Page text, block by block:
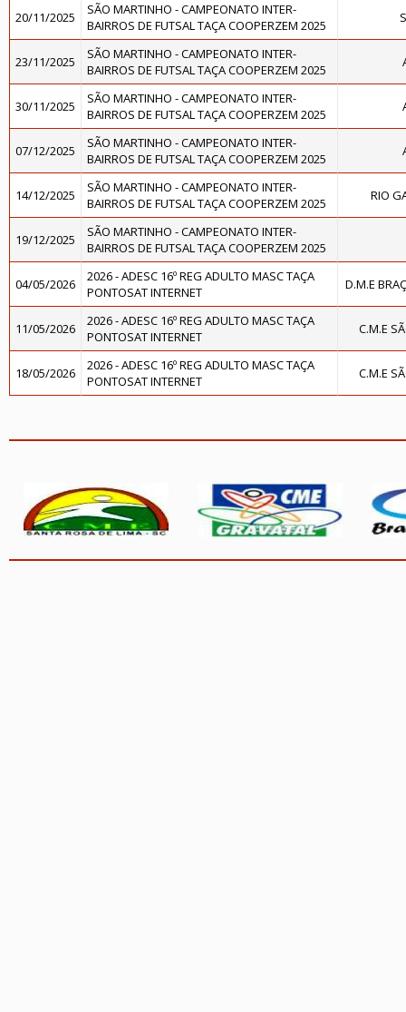
20/11/2025
SÃO MARTINHO - CAMPEONATO INTER-
BAIRROS DE FUTSAL TAÇA COOPERZEM 2025
23/11/2025
SÃO MARTINHO - CAMPEONATO INTER-
BAIRROS DE FUTSAL TAÇA COOPERZEM 2025
30/11/2025
SÃO MARTINHO - CAMPEONATO INTER-
BAIRROS DE FUTSAL TAÇA COOPERZEM 2025
07/12/2025
SÃO MARTINHO - CAMPEONATO INTER-
BAIRROS DE FUTSAL TAÇA COOPERZEM 2025
14/12/2025
SÃO MARTINHO - CAMPEONATO INTER-
BAIRROS DE FUTSAL TAÇA COOPERZEM 2025
RIO
19/12/2025
SÃO MARTINHO - CAMPEONATO INTER-
BAIRROS DE FUTSAL TAÇA COOPERZEM 2025
04/05/2026
2026 - ADESC 16º REG ADULTO MASC TAÇA
PONTOSAT INTERNET
D.M.E
11/05/2026
2026 - ADESC 16º REG ADULTO MASC TAÇA
PONTOSAT INTERNET
C.M.E
18/05/2026
2026 - ADESC 16º REG ADULTO MASC TAÇA
PONTOSAT INTERNET
C.M.E